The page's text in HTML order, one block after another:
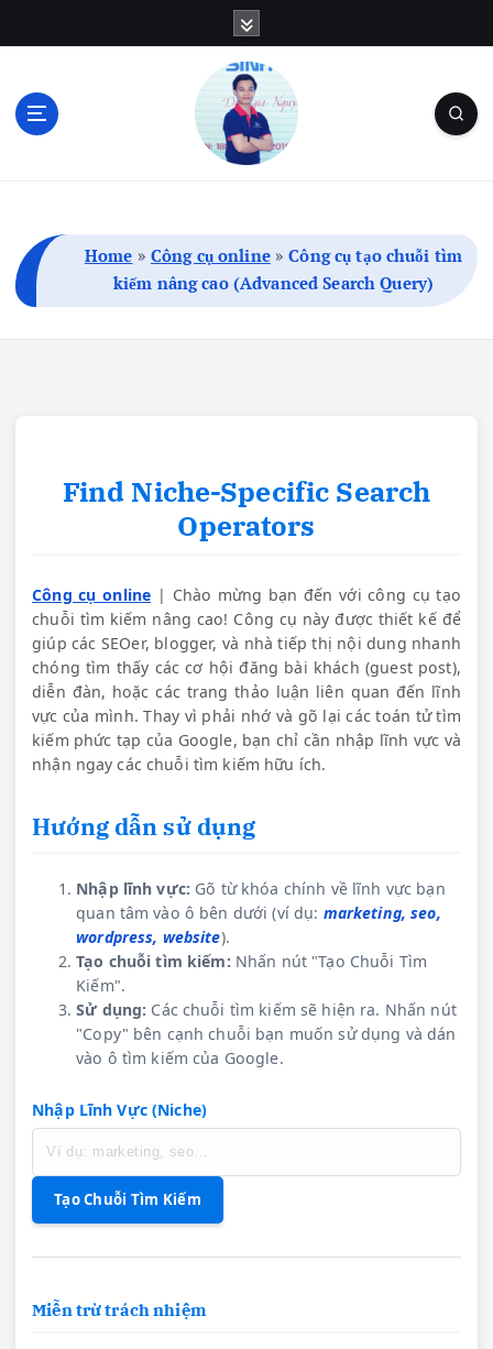
Home » Công cụ online»Công cụ tạo chuỗi tìm
kiếm nâng cao (Advanced Search Query)
Find Niche-Specific Search
Operators
Công cụ online | Chào mừng bạn đến với công cụ tạo
chuỗi tìm kiếm nâng cao! Công cụ này được thiết kế để
giúp các SEOer, blogger, và nhà tiếp thị nội dung nhanh
chóng tìm thấy các cơ hội đăng bài khách (guest post),
diễn đàn, hoặc các trang thảo luận liên quan đến lĩnh
vực của mình. Thay vì phải nhớ và gõ lại các toán tử tìm
kiếm phức tạp của Google, bạn chỉ cần nhập lĩnh vực và
nhận ngay các chuỗi tìm kiếm hữu ích.
Hướng dẫn sử dụng
Nhập lĩnh vực: Gõ từ khóa chính về lĩnh vực bạn
quan tâm vào ô bên dưới (ví dụ: marketing, seo,
wordpress, website).
Tạo chuỗi tìm kiếm: Nhấn nút "Tạo Chuỗi Tìm
Kiếm".
Sử dụng: Các chuỗi tìm kiếm sẽ hiện ra. Nhấn nút
"Copy" bên cạnh chuỗi bạn muốn sử dụng và dán
vào ô tìm kiếm của Google.
Nhập Lĩnh Vực (Niche)
Tạo Chuỗi Tìm Kiếm
Miễn trừ trách nhiệm